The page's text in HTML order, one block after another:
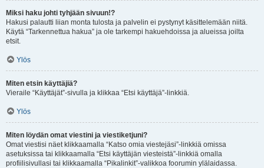
Miksi haku johti tyhjään sivuun!?
Hakusi palautti liian monta tulosta ja palvelin ei pystynyt käsittelemään niitä.
Käytä “Tarkennettua hakua” ja ole tarkempi hakuehdoissa ja alueissa joilta
etsit.
Ylös
Miten etsin käyttäjiä?
Vieraile “Käyttäjät”-sivulla ja klikkaa “Etsi käyttäjä”-linkkiä.
Ylös
Miten löydän omat viestini ja viestiketjuni?
Omat viestisi näet klikkaamalla “Katso omia viestejäsi”-linkkiä omissa
asetuksissa tai klikkaamalla “Etsi käyttäjän viesteistä”-linkkiä omalla
profiilisivullasi tai klikkaamalla “Pikalinkit”-valikkoa foorumin ylälaidassa.